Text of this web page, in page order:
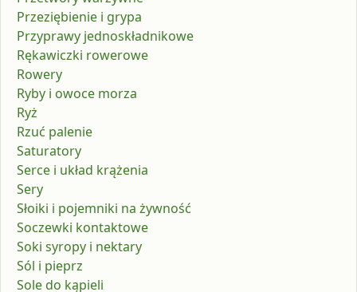
Przeziębienie i grypa
Przyprawy jednoskładnikowe
Rękawiczki rowerowe
Rowery
Ryby i owoce morza
Ryż
Rzuć palenie
Saturatory
Serce i układ krążenia
Sery
Słoiki i pojemniki na żywność
Soczewki kontaktowe
Soki syropy i nektary
Sól i pieprz
Sole do kąpieli